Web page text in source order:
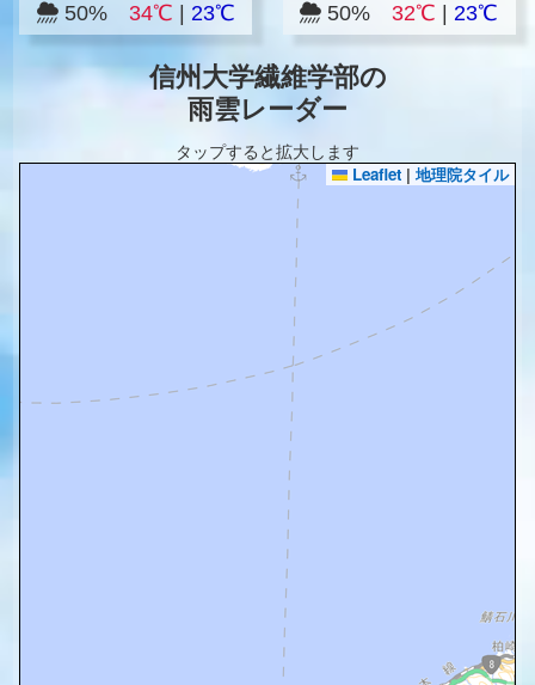
50% 34℃ 23℃ 50%32℃ |23℃
信州大学繊維学部の
雨雲レーダー
タップすると拡大します
Leaflet | 地理院タイル